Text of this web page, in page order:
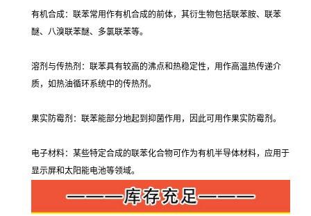
有机合成：联苯常用作有机合成的前体，其衍生物包括联苯胺、联苯
醚、八溴联苯醚、多氯联苯等。
溶剂与传热剂：联苯具有较高的沸点和热稳定性，用作高温热传递介
质，如热油循环系统中的传热剂。
果实防霉剂：联苯能部分地起到抑菌作用，因此可用作果实防霉剂。
电子材料：某些特定合成的联苯化合物可作为有机半导体材料，应用于
显示屏和太阳能电池等领域。